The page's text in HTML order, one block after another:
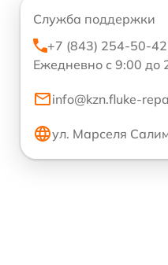
Служба поддержки
+7 (843) 254-50-42
Ежедневно с 9:00 до
info@kzn.fluke-
ул. Марселя